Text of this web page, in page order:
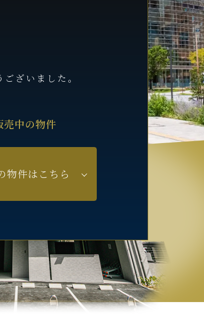
ざいました。
売中の物件
物件はこちら